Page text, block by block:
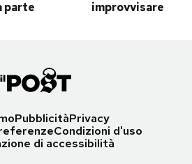
parte
improvvisare
PubblicitàPrivacy
Condizioni d'uso
di accessibilità